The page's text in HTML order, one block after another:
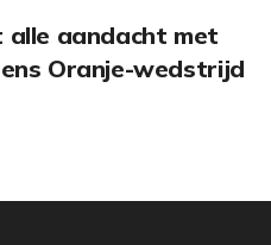
alle aandacht met
Oranje-wedstrijd